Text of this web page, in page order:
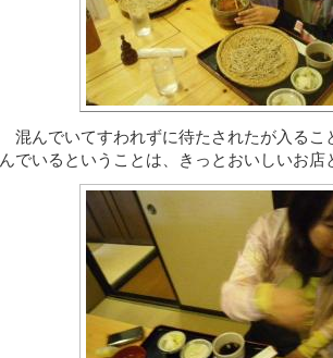
混んでいてすわれずに待たされたが入るこ
んでいるということは、きっとおいしいお店